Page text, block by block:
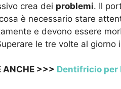
crea dei problemi. Il
è necessario stare
e devono essere
le tre volte al
ANCHE >>> Dentifricio per